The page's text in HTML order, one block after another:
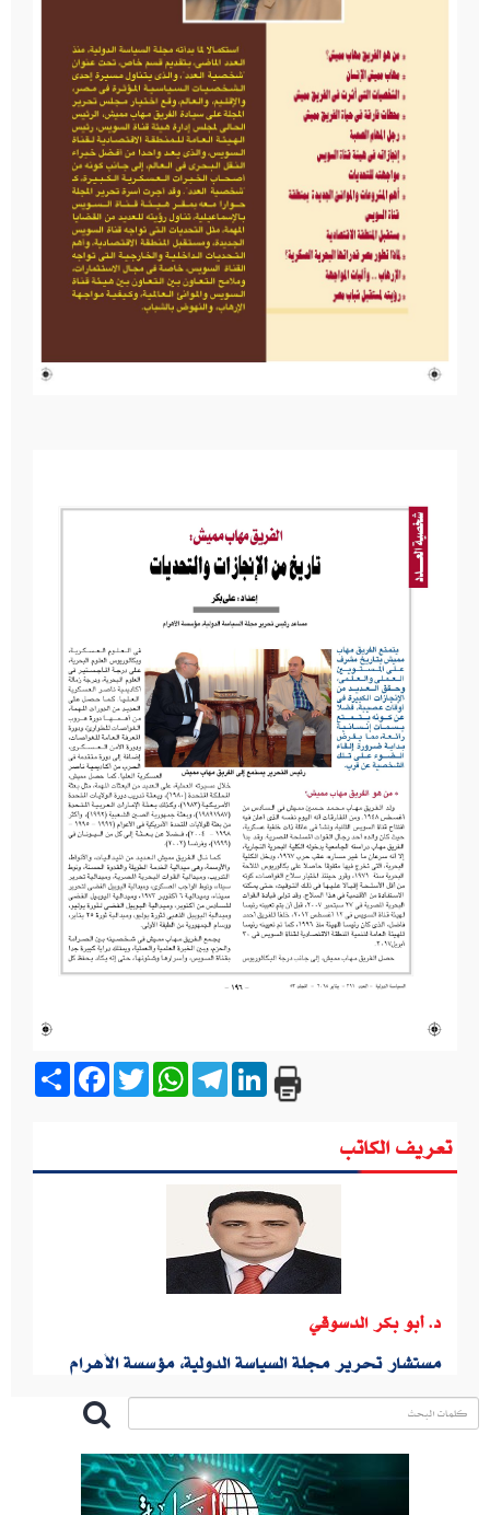
Share
FacebookTwitter
WhatsApp
Telegram
LinkedIn
تعريف الكاتب
د. أبو بكر الدسوقي
مستشار تحرير مجلة السياسة الدولية، مؤسسة الأهرام